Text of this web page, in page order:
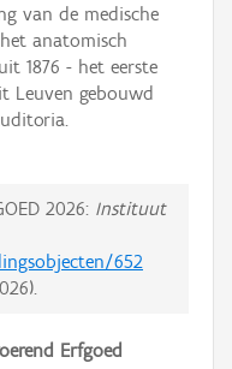
van de medische
anatomisch
1876 - het eerste
Leuven gebouwd
2026: Instituut
652
).
Erfgoed